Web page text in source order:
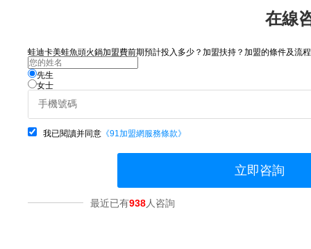
在線
蛙迪卡美蛙魚頭火鍋加盟費前期預計投入多少？加盟扶持？加盟的條件及流
先生
女士
我已閱讀并同意 《91加盟網服務條款》
立即咨詢
最近已有938人咨詢